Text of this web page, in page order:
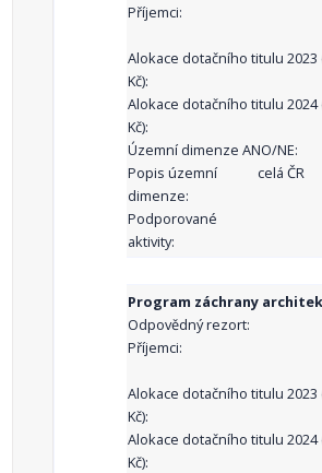
Příjemci:
Alokace dotačního titulu 2023
Kč):
Alokace dotačního titulu 2024
Kč):
Územní dimenze ANO/NE:
Popis územní
dimenze:
celá ČR
Podporované
aktivity:
Program záchrany
Odpovědný rezort:
Příjemci:
Alokace dotačního titulu 2023
Kč):
Alokace dotačního titulu 2024
Kč):